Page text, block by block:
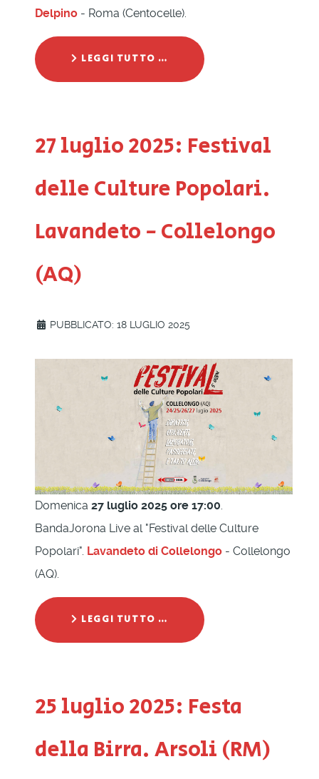
Delpino - Roma (Centocelle).
LEGGI TUTTO …
27 luglio 2025: Festival
delle Culture Popolari.
Lavandeto - Collelongo
(AQ)
PUBBLICATO: 18 LUGLIO 2025
Domenica 27 luglio 2025 ore 17:00.
BandaJorona Live al "Festival delle Culture
Popolari". Lavandeto di Collelongo - Collelongo
(AQ).
LEGGI TUTTO …
25 luglio 2025: Festa
della Birra. Arsoli (RM)